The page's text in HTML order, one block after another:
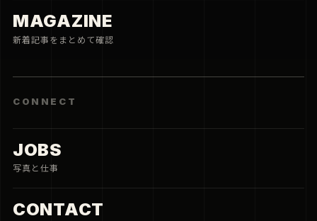
MAGAZINE
新着記事をまとめて確認
CONNECT
JOBS
写真と仕事
CONTACT